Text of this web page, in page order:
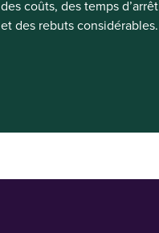
des coûts, des temps d’arrêt
et des rebuts considérables.